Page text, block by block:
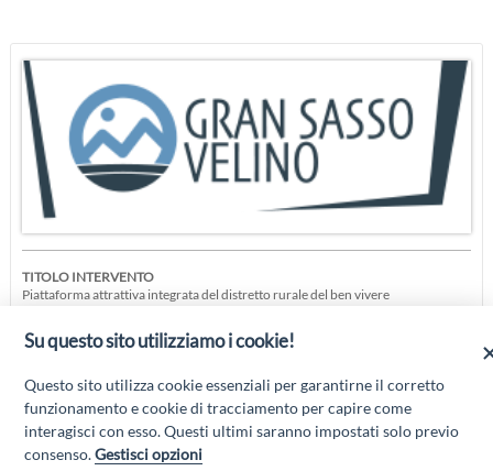
TITOLO INTERVENTO
Piattaforma attrattiva integrata del distretto rurale del ben vivere
SOTTO INTERVENTO PSL
“DISTRETTO DEL BEN VIVERE”
Piattaforma attrattiva integrata del "Distretto rurale del ben vivere"
Su questo sito utilizziamo i cookie!
Questo sito utilizza cookie essenziali per garantirne il corretto
funzionamento e cookie di tracciamento per capire come
interagisci con esso. Questi ultimi saranno impostati solo previo
consenso.Gestisci opzioni